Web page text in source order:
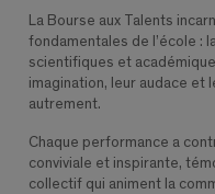
La Bourse aux Talents
fondamentales de l’école :
scientifiques et
imagination, leur audace et
autrement.
Chaque performance a
conviviale et inspirante,
collectif qui animent la